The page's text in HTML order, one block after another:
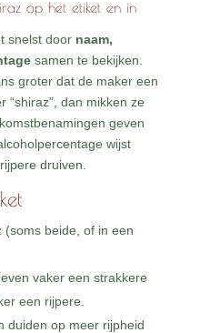
op het etiket en in
snelst door naam,
samen te bekijken.
groter dat de maker een
“shiraz”, dan mikken ze
geven
wijst
druiven.
(soms beide, of in een
vaker een strakkere
een rijpere.
duiden op meer rijpheid